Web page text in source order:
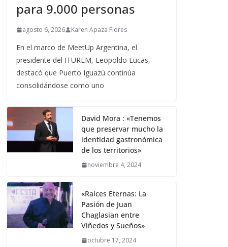
para 9.000 personas
agosto 6, 2026 Karen Apaza Flores
En el marco de MeetUp Argentina, el
presidente del ITUREM, Leopoldo Lucas,
destacó que Puerto Iguazú continúa
consolidándose como uno
David Mora : «Tenemos
que preservar mucho la
identidad gastronómica
de los territorios»
noviembre 4, 2024
«Raíces Eternas: La
Pasión de Juan
Chaglasian entre
Viñedos y Sueños»
octubre 17, 2024